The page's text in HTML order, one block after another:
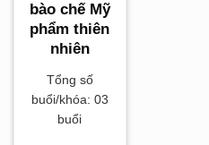
bào chế Mỹ
phẩm thiên
nhiên
Tổng số
buổi/khóa: 03
buổi